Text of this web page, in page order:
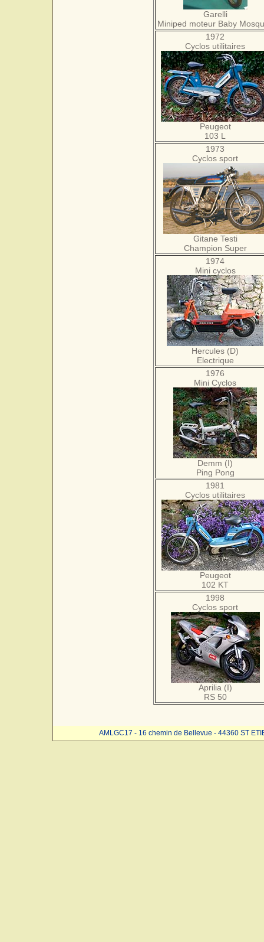
Garelli
Miniped moteur Baby
1972
Cyclos utilitaires
Peugeot
103 L
1973
Cyclos sport
Gitane Testi
Champion Super
1974
Mini cyclos
Hercules (D)
Electrique
1976
Mini Cyclos
Demm (I)
Ping Pong
1981
Cyclos utilitaires
Peugeot
102 KT
1998
Cyclos sport
Aprilia (I)
RS 50
AMLGC17 - 16 chemin de Bellevue - 44360 ST